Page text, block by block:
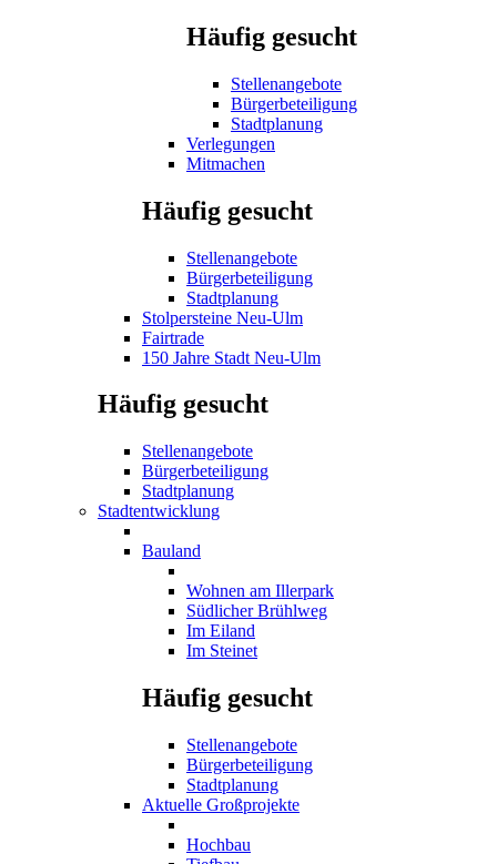
Häufig gesucht
Stellenangebote
Bürgerbeteiligung
Stadtplanung
Verlegungen
Mitmachen
Häufig gesucht
Stellenangebote
Bürgerbeteiligung
Stadtplanung
Stolpersteine Neu-Ulm
Fairtrade
150 Jahre Stadt Neu-Ulm
Häufig gesucht
Stellenangebote
Bürgerbeteiligung
Stadtplanung
Stadtentwicklung
Bauland
Wohnen am Illerpark
Südlicher Brühlweg
Im Eiland
Im Steinet
Häufig gesucht
Stellenangebote
Bürgerbeteiligung
Stadtplanung
Aktuelle Großprojekte
Hochbau